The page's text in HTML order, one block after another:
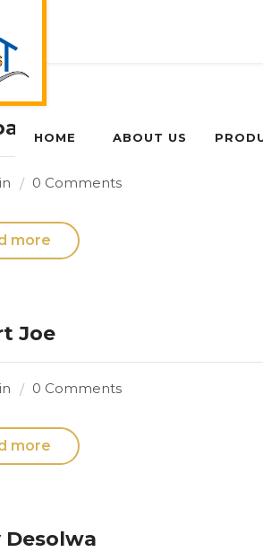
HOME ABOUT US
Joe
0 Comments
more
Joe
0 Comments
more
Desolwa